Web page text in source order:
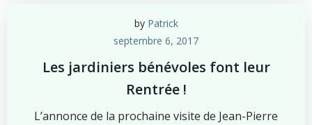
by Patrick
septembre 6, 2017
Les jardiniers bénévoles font leur
Rentrée !
L’annonce de la prochaine visite de Jean-Pierre